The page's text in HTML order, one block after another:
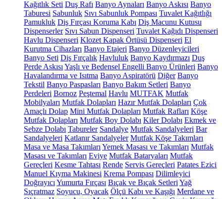
Kağıtlık Seti Duş Rafı Banyo Aynaları Banyo Askısı Banyo
Taburesi Sabunluk Sıvı Sabunluk Pompası Tuvalet Kağıtlığı
Pamukluk Diş Fırçası Koruma Kabı Diş Macunu Kutusu
Dispenserler Sıvı Sabun Dispenseri Tuvalet Kağıdı Dispenseri
Havlu Dispenseri Klozet Kapak Örtüsü Dispenseri El
Kurutma Cihazları Banyo Etajeri Banyo Düzenleyicileri
Banyo Seti Diş Fırçalık Havluluk Banyo Kaydırmazı Duş
Perde Askısı Yaşlı ve Bedensel Engelli Banyo Ürünleri Banyo
Havalandırma ve Isıtma Banyo Aspiratörü Diğer Banyo
Tekstil Banyo Paspasları Banyo Bakım Setleri Banyo
Perdeleri Bornoz Peştemal Havlu MUTFAK Mutfak
Mobilyaları Mutfak Dolapları Hazır Mutfak Dolapları Çok
Amaçlı Dolap Mini Mutfak Dolapları Mutfak Rafları Köşe
Mutfak Dolapları Mutfak Boy Dolabı Kiler Dolabı Ekmek ve
Sebze Dolabı Tabureler Sandalye Mutfak Sandalyeleri Bar
Sandalyeleri Katlanır Sandalyeler Mutfak Köşe Takımları
Masa ve Masa Takımları Yemek Masası ve Takımları Mutfak
Masası ve Takımları Eviye Mutfak Bataryaları Mutfak
Gereçleri Kesme Tahtası Rende Servis Gereçleri Patates Ezici
Manuel Kıyma Makinesi Krema Pompası Dilimleyici
Doğrayıcı Yumurta Fırçası Bıçak ve Bıçak Setleri Yağ
Sıçratmaz Soyucu, Oyacak Ölçü Kabı ve Kaşığı Merdane ve